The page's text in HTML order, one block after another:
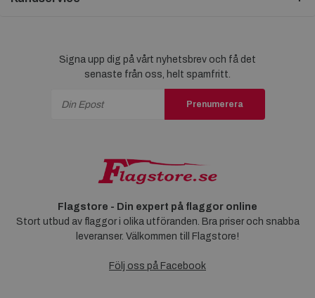
Signa upp dig på vårt nyhetsbrev och få det
senaste från oss, helt spamfritt.
Prenumerera
Flagstore - Din expert på flaggor online
Stort utbud av flaggor i olika utföranden. Bra priser och snabba
leveranser. Välkommen till Flagstore!
Följ oss på Facebook